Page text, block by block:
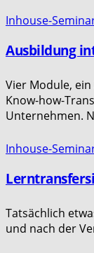
Inhouse-
Ausbildung
Vier Module,
Know-how-
Unternehmen.
Inhouse-
Tatsächlich
und nach der